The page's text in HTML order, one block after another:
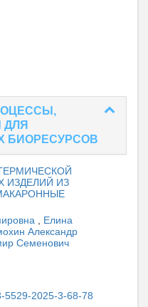
БИОРЕСУРСОВ
ИЗДЕЛИЙ ИЗ
Елина
Александр
Семенович
5529-2025-3-68-78